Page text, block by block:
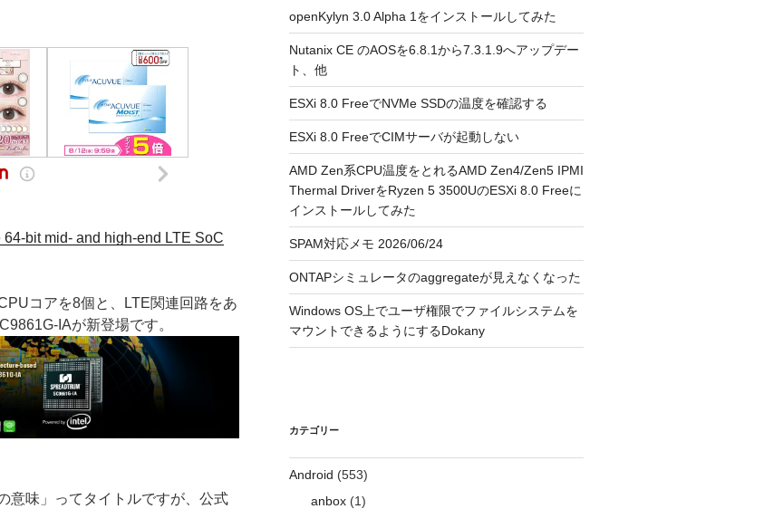
bit mid- and high-end LTE SoC
コアを8個と、LTE関連回路をあ
IAが新登場です。
意味」ってタイトルですが、公式
openKylyn 3.0 Alpha 1をインストールしてみた
Nutanix CE のAOSを6.8.1から7.3.1.9へアップデー
ト、他
ESXi 8.0 FreeでNVMe SSDの温度を確認する
ESXi 8.0 FreeでCIMサーバが起動しない
AMD Zen系CPU温度をとれるAMD Zen4/Zen5 IPMI
Thermal DriverをRyzen 5 3500UのESXi 8.0 Freeに
インストールしてみた
SPAM対応メモ 2026/06/24
ONTAPシミュレータのaggregateが見えなくなった
Windows OS上でユーザ権限でファイルシステムを
マウントできるようにするDokany
カテゴリー
Android (553)
anbox(1)